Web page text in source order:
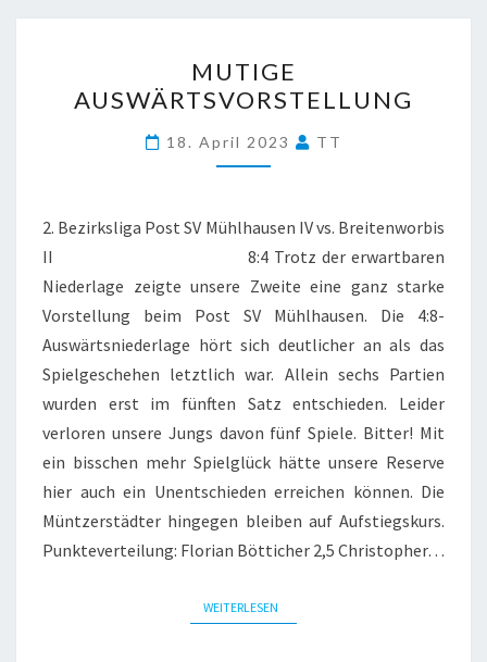
AUSWÄRTSVORSTELLUNG
MUTIGE
AUSWÄRTSVORSTELLUNG
18. April 2023 TT
2. Bezirksliga Post SV Mühlhausen IV vs. Breitenworbis
II 8:4 Trotz der erwartbaren
Niederlage zeigte unsere Zweite eine ganz starke
Vorstellung beim Post SV Mühlhausen. Die 4:8-
Auswärtsniederlage hört sich deutlicher an als das
Spielgeschehen letztlich war. Allein sechs Partien
wurden erst im fünften Satz entschieden. Leider
verloren unsere Jungs davon fünf Spiele. Bitter! Mit
ein bisschen mehr Spielglück hätte unsere Reserve
hier auch ein Unentschieden erreichen können. Die
Müntzerstädter hingegen bleiben auf Aufstiegskurs.
Punkteverteilung: Florian Bötticher 2,5 Christopher…
WEITERLESEN